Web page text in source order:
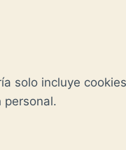
solo incluye
personal.